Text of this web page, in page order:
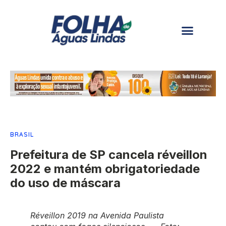
BRASIL
Prefeitura de SP cancela réveillon
2022 e mantém obrigatoriedade
do uso de máscara
Réveillon 2019 na Avenida Paulista